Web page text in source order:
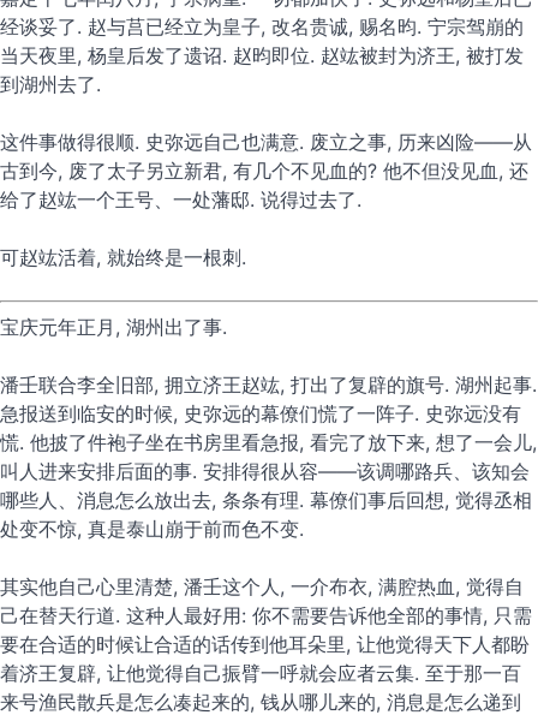
经谈妥了. 赵与莒已经立为皇子, 改名贵诚, 赐名昀. 宁宗驾崩的
当天夜里, 杨皇后发了遗诏. 赵昀即位. 赵竑被封为济王, 被打发
到湖州去了.
这件事做得很顺. 史弥远自己也满意. 废立之事, 历来凶险——从
古到今, 废了太子另立新君, 有几个不见血的? 他不但没见血, 还
给了赵竑一个王号、一处藩邸. 说得过去了.
可赵竑活着, 就始终是一根刺.
宝庆元年正月, 湖州出了事.
潘壬联合李全旧部, 拥立济王赵竑, 打出了复辟的旗号. 湖州起事.
急报送到临安的时候, 史弥远的幕僚们慌了一阵子. 史弥远没有
慌. 他披了件袍子坐在书房里看急报, 看完了放下来, 想了一会儿,
叫人进来安排后面的事. 安排得很从容——该调哪路兵、该知会
哪些人、消息怎么放出去, 条条有理. 幕僚们事后回想, 觉得丞相
处变不惊, 真是泰山崩于前而色不变.
其实他自己心里清楚, 潘壬这个人, 一介布衣, 满腔热血, 觉得自
己在替天行道. 这种人最好用: 你不需要告诉他全部的事情, 只需
要在合适的时候让合适的话传到他耳朵里, 让他觉得天下人都盼
着济王复辟, 让他觉得自己振臂一呼就会应者云集. 至于那一百
来号渔民散兵是怎么凑起来的, 钱从哪儿来的, 消息是怎么递到